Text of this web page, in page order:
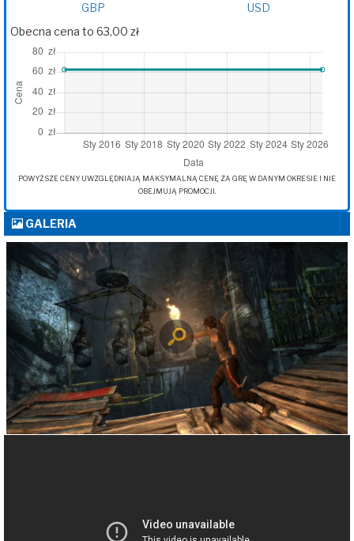
GBP
USD
Obecna cena to 63,00 zł
POWYŻSZE CENY UWZGLĘDNIAJĄ MAKSYMALNĄ CENĘ ZA GRĘ W DANYM OKRESIE I NIE
OBEJMUJĄ PROMOCJI.
GALERIA